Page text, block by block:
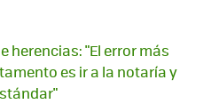
herencias: "El error más
es ir a la notaría y